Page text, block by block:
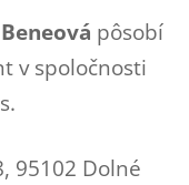
pôsobí
v spoločnosti
95102 Dolné